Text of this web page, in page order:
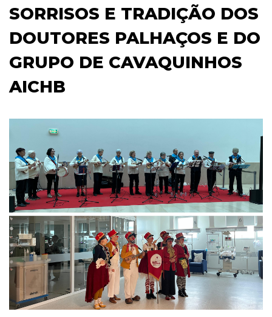
SORRISOS E TRADIÇÃO DOS
DOUTORES PALHAÇOS E DO
GRUPO DE CAVAQUINHOS
AICHB